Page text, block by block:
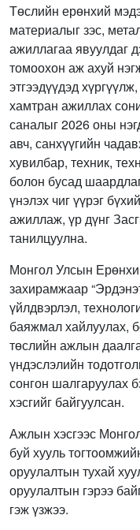
Төслийн ерөнхий
материалыг зэс,
ажиллагаа явуулдаг
томоохон аж ахуй
этгээдүүдэд
хамтран ажиллах
саналыг 2026 оны
авч, санхүүгийн
хувилбар, техник,
болон бусад
үнэлэх чиг үүрэг
ажиллаж, үр дүнг
танилцуулна.
Монгол Улсын
захирамжаар
үйлдвэрлэл,
баяжмал хайлуулах,
төслийн ажлын
үндэслэлийн
сонгон шалгаруулах
хэсгийг байгуулсан.
Ажлын хэсгээс
буй хууль
оруулалтын тухай
оруулалтын гэрээ
гэж үзжээ.